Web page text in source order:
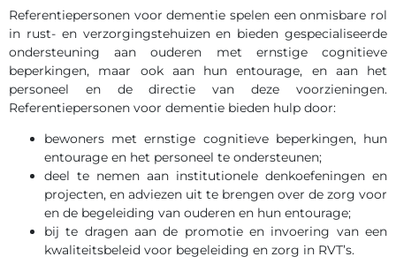
Referentiepersonen voor dementie spelen een onmisbare rol
in rust- en verzorgingstehuizen en bieden gespecialiseerde
ondersteuning aan ouderen met ernstige cognitieve
beperkingen, maar ook aan hun entourage, en aan het
personeel en de directie van deze voorzieningen.
Referentiepersonen voor dementie bieden hulp door:
bewoners met ernstige cognitieve beperkingen, hun
entourage en het personeel te ondersteunen;
deel te nemen aan institutionele denkoefeningen en
projecten, en adviezen uit te brengen over de zorg voor
en de begeleiding van ouderen en hun entourage;
bij te dragen aan de promotie en invoering van een
kwaliteitsbeleid voor begeleiding en zorg in RVT’s.